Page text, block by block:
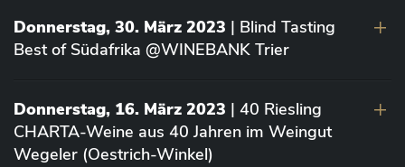
Donnerstag, 30. März 2023 | Blind Tasting
Best of Südafrika @WINEBANK Trier
Donnerstag, 16. März 2023 | 40 Riesling
CHARTA-Weine aus 40 Jahren im Weingut
Wegeler (Oestrich-Winkel)